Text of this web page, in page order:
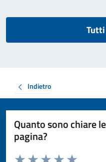
Indietro
Quanto sono chiare
pagina?
Valuta da 1 a 5 stelle la pagina